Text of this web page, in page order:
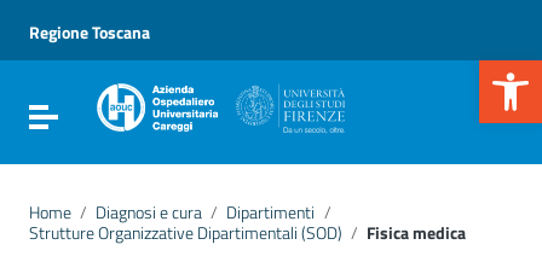
Vai al menu di navigazione
Vai al footer
Regione Toscana
Attiva / disattiva la navigazione
Home / Diagnosi e cura / Dipartimenti /
Strutture Organizzative Dipartimentali (SOD) / Fisica medica